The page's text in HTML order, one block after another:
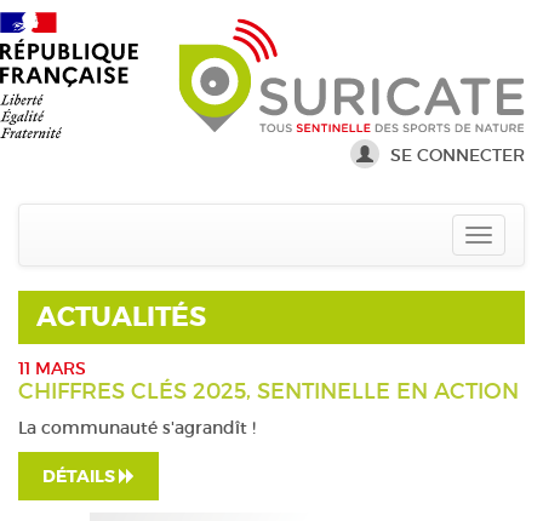
SE CONNECTER
ACTUALITÉS
11 MARS
CHIFFRES CLÉS 2025, SENTINELLE EN ACTION
La communauté s'agrandît !
DÉTAILS